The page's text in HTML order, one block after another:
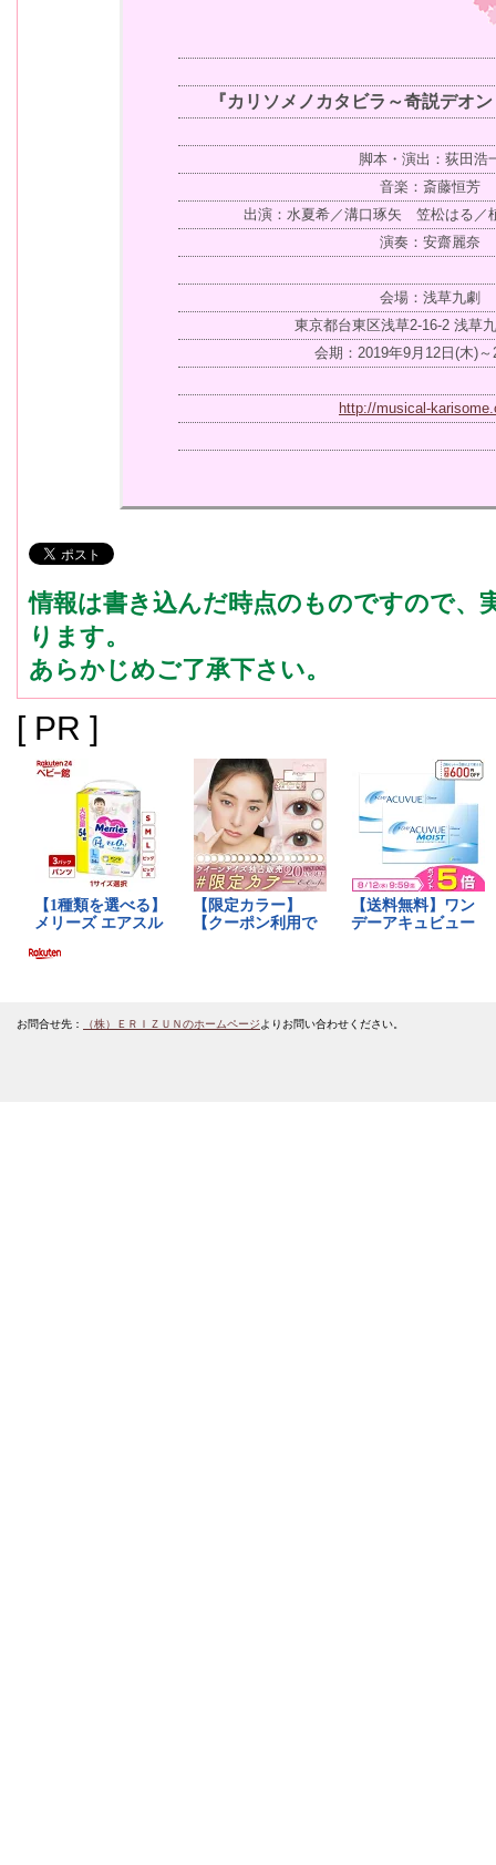
『カリソメノカタビラ～奇説デオ
脚本・演出：荻田浩
音楽：斎藤恒芳
出演：水夏希／溝口琢矢 笠松はる／
演奏：安齋麗奈
会場：浅草九劇
東京都台東区浅草2-16-2 浅草
会期：2019年9月12日(木)～
http://musical-
情報は書き込んだ時点のものですので、
ります。
あらかじめご了承下さい。
[ PR ]
お問合せ先： （株）ＥＲＩＺＵＮのホームページよりお問い合わせください。